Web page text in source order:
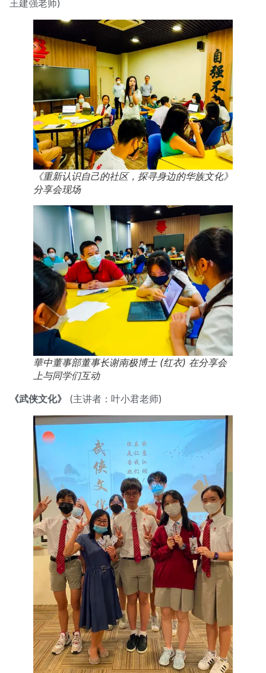
王建强老师)
《重新认识自己的社区，探寻身边的华族文化》
分享会现场
華中董事部董事长谢南极博士 (红衣) 在分享会
上与同学们互动
《武侠文化》
(主讲者：叶小君老师)